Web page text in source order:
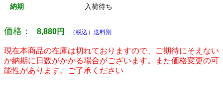
納期
入荷待ち
価格： 8,880円 （税込）送料別
現在本商品の在庫は切れておりますので、ご期待にそえない
か納期に日数がかかる場合がございます。また価格変更の可
能性があります。ご了承ください